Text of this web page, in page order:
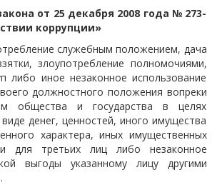
от 25 декабря 2008 года № 273-
коррупции»
служебным положением, дача
злоупотребление полномочиями,
либо иное незаконное использование
должностного положения вопреки
общества и государства в целях
денег, ценностей, иного имущества
характера, иных имущественных
для третьих лиц либо незаконное
выгоды указанному лицу другими